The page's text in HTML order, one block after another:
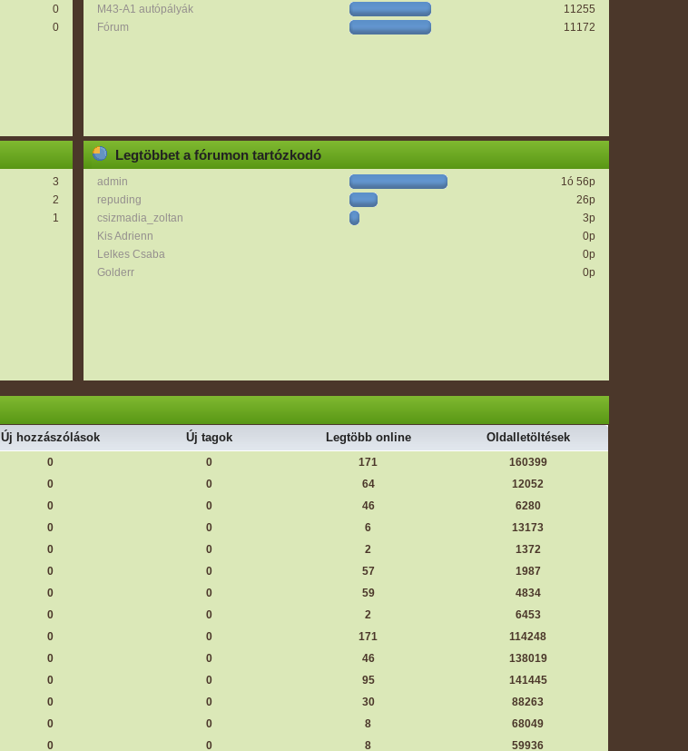
0
0
M43-A1 autópályák
11255
Fórum
11172
3
2
1
Legtöbbet a fórumon tartózkodó
admin
1ó 56p
repuding
26p
csizmadia_zoltan
3p
Kis Adrienn
0p
Lelkes Csaba
0p
Golderr
0p
Új hozzászólások Új tagok Legtöbb online Oldalletöltések
0 0 171
160399
0 0 64
12052
0 0 46
6280
0 0 6
13173
0 0 2
1372
0 0 57
1987
0 0 59
4834
0 0 2
6453
0 0 171
114248
0 0 46
138019
0 0 95
141445
0 0 30
88263
0 0 8
68049
0 0 8
59936